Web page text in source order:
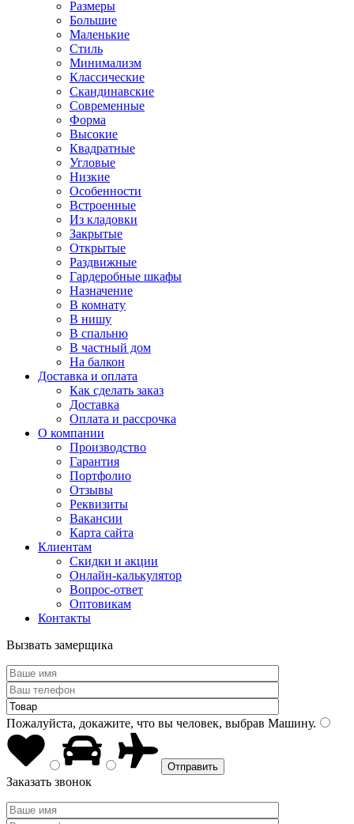
Размеры
Большие
Маленькие
Стиль
Минимализм
Классические
Скандинавские
Современные
Форма
Высокие
Квадратные
Угловые
Низкие
Особенности
Встроенные
Из кладовки
Закрытые
Открытые
Раздвижные
Гардеробные шкафы
Назначение
В комнату
В нишу
В спальню
В частный дом
На балкон
Доставка и оплата
Как сделать заказ
Доставка
Оплата и рассрочка
О компании
Производство
Гарантия
Портфолио
Отзывы
Реквизиты
Вакансии
Карта сайта
Клиентам
Скидки и акции
Онлайн-калькулятор
Вопрос-ответ
Оптовикам
Контакты
Вызвать замерщика
Пожалуйста, докажите, что вы человек, выбрав Машину.
Заказать звонок